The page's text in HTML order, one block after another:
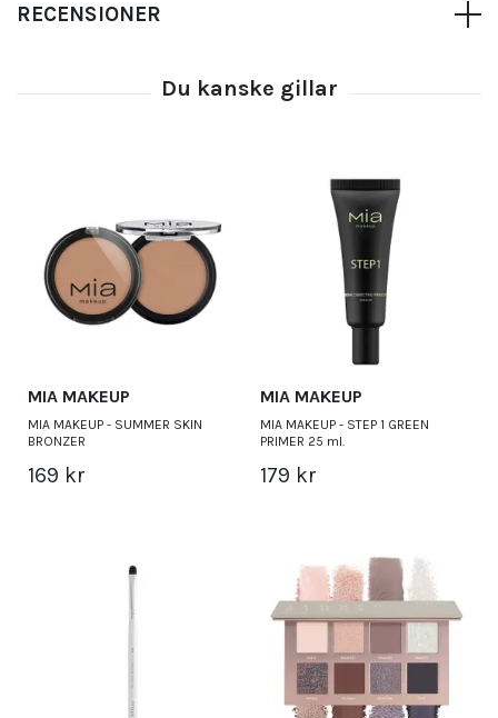
RECENSIONER
MIA MAKEUP
MIA MAKEUP - SUMMER SKIN
BRONZER
169 kr
MIA MAKEUP
MIA MAKEUP - STEP 1 GREEN
PRIMER 25 ml.
179 kr